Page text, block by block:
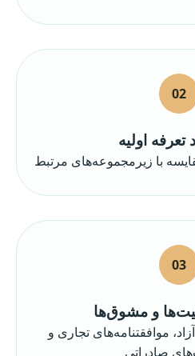
02
تعرفه اولیه
03
و مشوق‌ها
موافقتنامه‌های تجاری و
صادراتی